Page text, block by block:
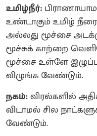
உமிழ்நீர்:
உண்டாகும் உமிழ்
அல்லது மூச்சை
மூச்சுக் காற்றை
மூச்சை உள்ளே
விழுங்க வேண்டும்.
நகம்:விரல்களில்
விடாமல் சில
வேண்டும்.